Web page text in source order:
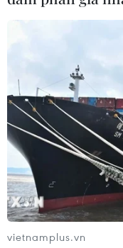
Chủ tịch CSU
thành thủ
Chủ tịch CSU nhấn
phiếu nhất, SPD có
cầm quyền và ông
trở thành thủ tướng.
vietnamplus.vn